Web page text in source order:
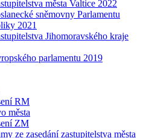
města Valtice 2022
sněmovny Parlamentu
2021
Jihomoravského kraje
parlamentu 2019
RM
města
ZM
ze zasedání zastupitelstva města